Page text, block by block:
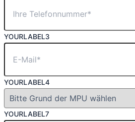
YOURLABEL3
YOURLABEL4
YOURLABEL7